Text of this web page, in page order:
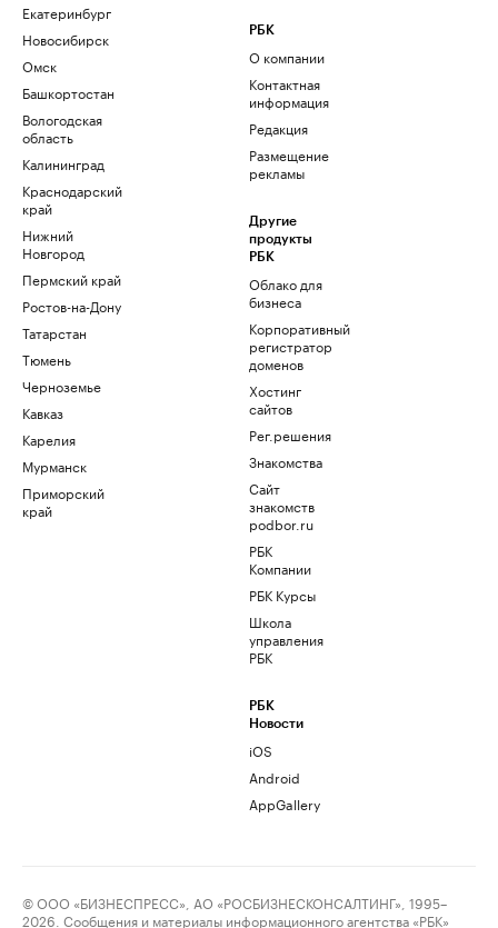
Екатеринбург
Новосибирск
Омск
Башкортостан
Вологодская
область
Калининград
Краснодарский
край
Нижний
Новгород
Пермский край
Ростов-на-Дону
Татарстан
Тюмень
Черноземье
Кавказ
Карелия
Мурманск
Приморский
край
РБК
О компании
Контактная
информация
Редакция
Размещение
рекламы
Другие
продукты
РБК
Облако для
бизнеса
Корпоративный
регистратор
доменов
Хостинг
сайтов
Рег.решения
Знакомства
Сайт
знакомств
podbor.ru
РБК
Компании
РБК Курсы
Школа
управления
РБК
РБК
Новости
iOS
Android
AppGallery
© ООО «БИЗНЕСПРЕСС», АО «РОСБИЗНЕСКОНСАЛТИНГ», 1995–
2026. Сообщения и материалы информационного агентства «РБК»